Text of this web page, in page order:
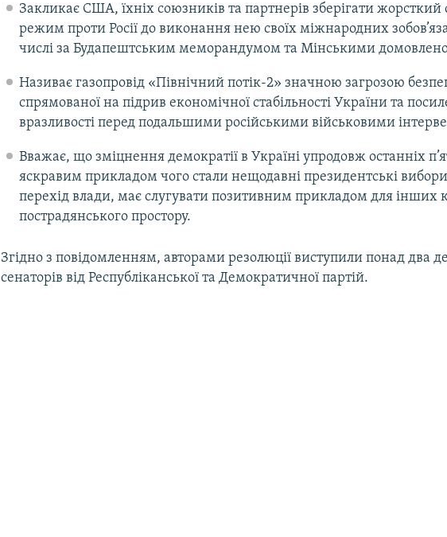
Закликає США, їхніх союзників та партнерів зберігати
режим проти Росії до виконання нею своїх міжнародних
числі за Будапештським меморандумом та Мінськими
Називає газопровід «Північний потік-2» значною загрозою
спрямованої на підрив економічної стабільності України та
вразливості перед подальшими російськими військовими
Вважає, що зміцнення демократії в Україні упродовж останніх
яскравим прикладом чого стали нещодавні президентські
перехід влади, має слугувати позитивним прикладом для інших
пострадянського простору.
Згідно з повідомленням, авторами резолюції виступили понад два
сенаторів від Республіканської та Демократичної партій.